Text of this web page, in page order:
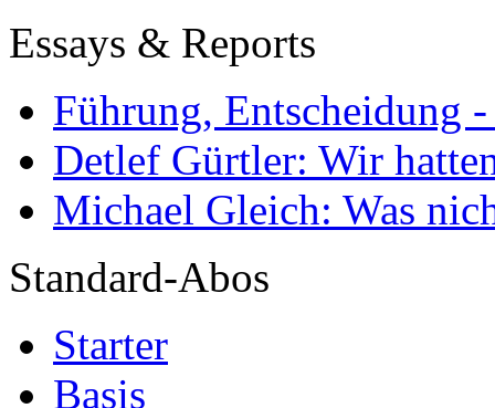
Essays & Reports
Führung, Entscheidung
Detlef Gürtler: Wir
Michael Gleich: Was
Standard-Abos
Starter
Basis